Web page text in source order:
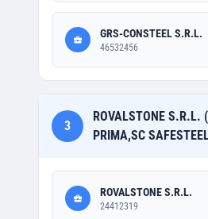
GRS-CONSTEEL S.R.L.
46532456
3
ROVALSTONE S.R.L.
PRIMA,SC
ROVALSTONE S.R.L.
24412319